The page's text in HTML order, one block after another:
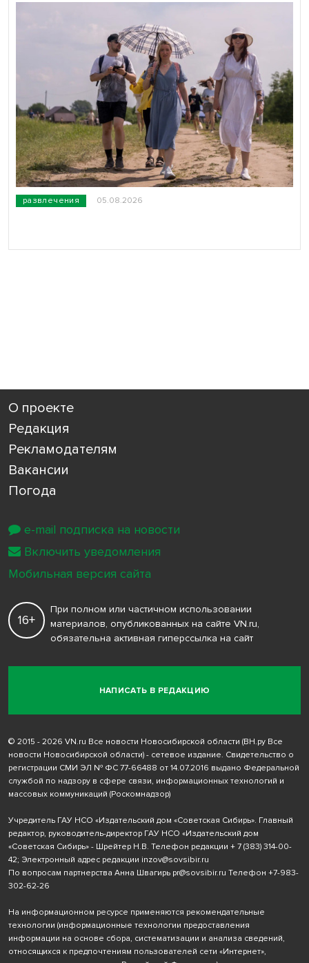
развлечения 05.08.2026
О проекте
Редакция
Рекламодателям
Вакансии
Погода
НАПИСАТЬ В РЕДАКЦИЮ
16+
При полном или частичном использовании
материалов, опубликованных на сайте VN.ru,
обязательна активная гиперссылка на сайт
© 2015 - 2026 VN.ru Все новости Новосибирской области (ВН.ру Все
новости Новосибирской области) - сетевое издание. Свидетельство о
регистрации СМИ ЭЛ № ФС 77-66488 от 14.07.2016 выдано Федеральной
службой по надзору в сфере связи, информационных технологий и
массовых коммуникаций (Роскомнадзор)
Учредитель ГАУ НСО «Издательский дом «Советская Сибирь». Главный
редактор, руководитель-директор ГАУ НСО «Издательский дом
«Советская Сибирь» - Шрейтер Н.В. Телефон редакции + 7 (383) 314-00-
42; Электронный адрес редакции inzov@sovsibir.ru
По вопросам партнерства Анна Швагирь pr@sovsibir.ru Телефон +7-983-
302-62-26
На информационном ресурсе применяются рекомендательные
технологии (информационные технологии предоставления
информации на основе сбора, систематизации и анализа сведений,
относящихся к предпочтениям пользователей сети «Интернет»,
e-mail подписка на новости
Включить уведомления
Мобильная версия сайта